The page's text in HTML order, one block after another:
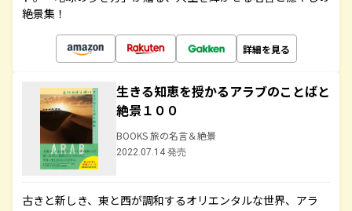
絶景集！
詳細を見る
生きる知恵を授かるアラブのことばと
絶景１００
BOOKS 旅の名言＆絶景
2022.07.14 発売
古きと新しき、東と西が調和するオリエンタルな世界、アラ